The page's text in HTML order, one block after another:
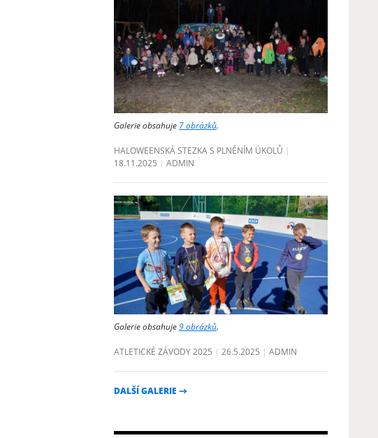
Galerie obsahuje 7 obrázků.
HALOWEENSKÁ STEZKA S PLNĚNÍM ÚKOLŮ
18.11.2025
ADMIN
Galerie obsahuje 9 obrázků.
ATLETICKÉ ZÁVODY 2025 26.5.2025 ADMIN
DALŠÍ GALERIE →